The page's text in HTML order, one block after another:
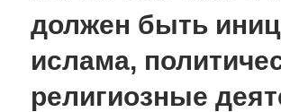
должен быть
ислама,
религиозные